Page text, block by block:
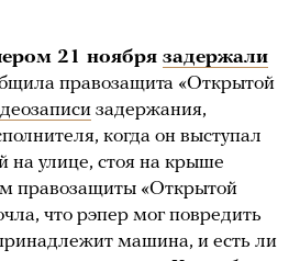
21 ноября задержали
правозащита «Открытой
задержания,
когда он выступал
на улице, стоя на крыше
правозащиты «Открытой
что рэпер мог повредить
машина, и есть ли